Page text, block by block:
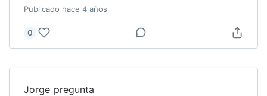
Publicado hace 4 años
0
Jorge pregunta